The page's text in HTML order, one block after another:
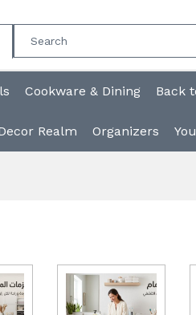
Cookware & Dining Back
Realm Organizers